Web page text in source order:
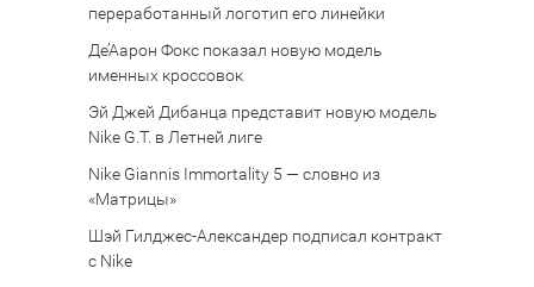
переработанный логотип его линейки
Де’Аарон Фокс показал новую модель
именных кроссовок
Эй Джей Дибанца представит новую модель
Nike G.T. в Летней лиге
Nike Giannis Immortality 5 — словно из
«Матрицы»
Шэй Гилджес-Александер подписал контракт
с Nike